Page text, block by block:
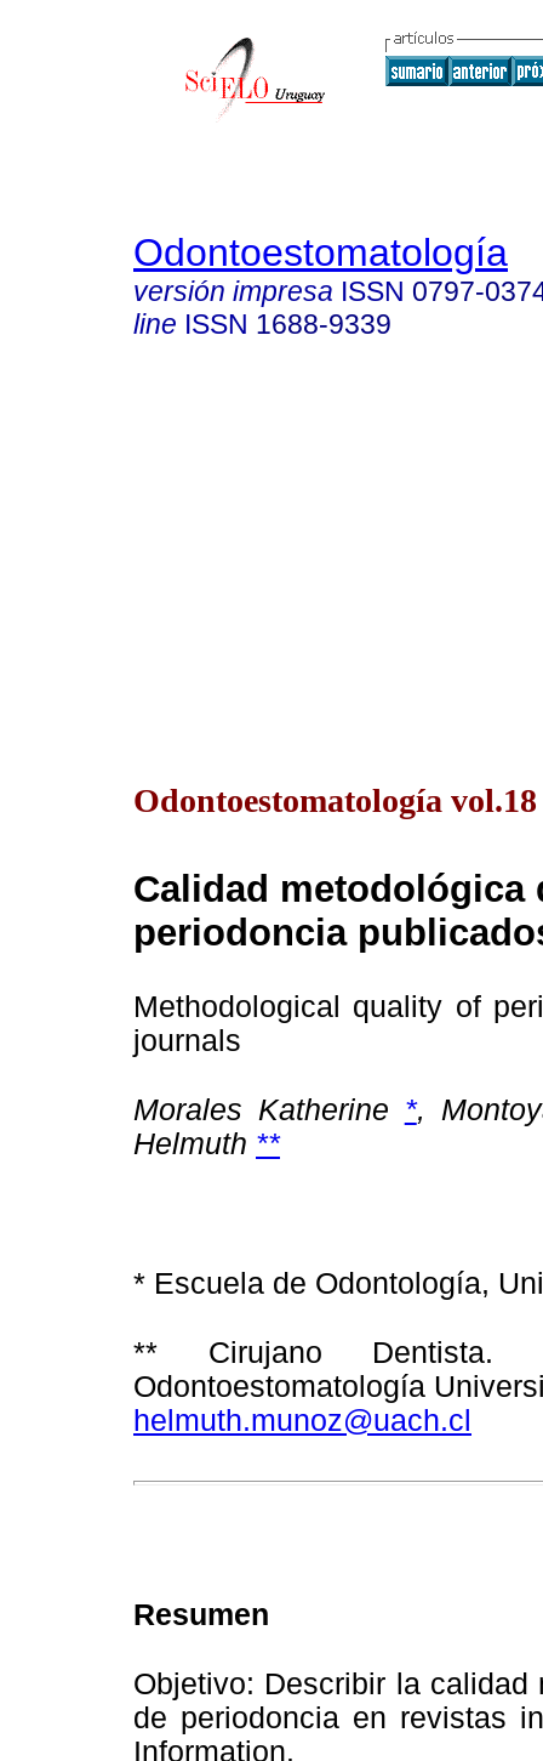
Odontoestomatología
versión impresa ISSN 0797-
line ISSN 1688-9339
Odontoestomatología
Calidad
periodoncia
Methodological quality of
journals
Morales Katherine *,
Helmuth **
* Escuela de Odontología,
** Cirujano Dentista.
Odontoestomatología
helmuth.munoz@uach.cl
Resumen
Objetivo: Describir la
de periodoncia en revistas
Information.